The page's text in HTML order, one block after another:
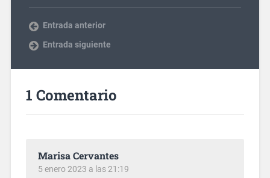
Entrada anterior
Entrada siguiente
1 Comentario
Marisa Cervantes
5 enero 2023 a las 21:19